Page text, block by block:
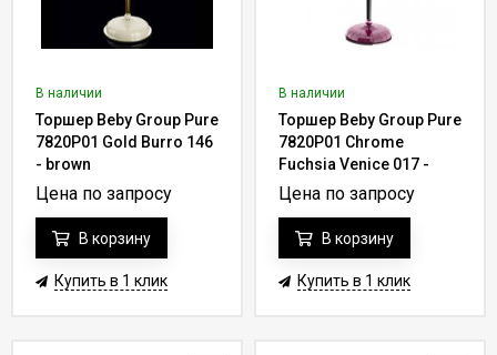
В наличии
Торшер Beby Group Pure
7820P01 Gold Burro 146
- brown
Цена по запросу
В корзину
Купить в 1 клик
В наличии
Торшер Beby Group Pure
7820P01 Chrome
Fuchsia Venice 017 -
rose
Цена по запросу
В корзину
Купить в 1 клик